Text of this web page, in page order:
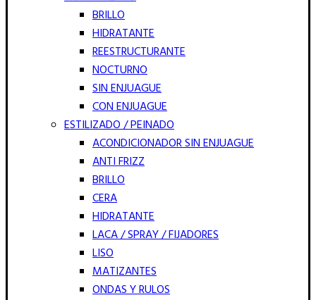
BRILLO
HIDRATANTE
REESTRUCTURANTE
NOCTURNO
SIN ENJUAGUE
CON ENJUAGUE
ESTILIZADO / PEINADO
ACONDICIONADOR SIN ENJUAGUE
ANTI FRIZZ
BRILLO
CERA
HIDRATANTE
LACA / SPRAY / FIJADORES
LISO
MATIZANTES
ONDAS Y RULOS